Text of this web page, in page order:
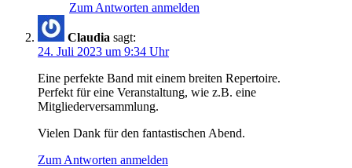
Zum Antworten anmelden
Claudia sagt:
24. Juli 2023 um 9:34 Uhr
Eine perfekte Band mit einem breiten Repertoire.
Perfekt für eine Veranstaltung, wie z.B. eine
Mitgliederversammlung.
Vielen Dank für den fantastischen Abend.
Zum Antworten anmelden